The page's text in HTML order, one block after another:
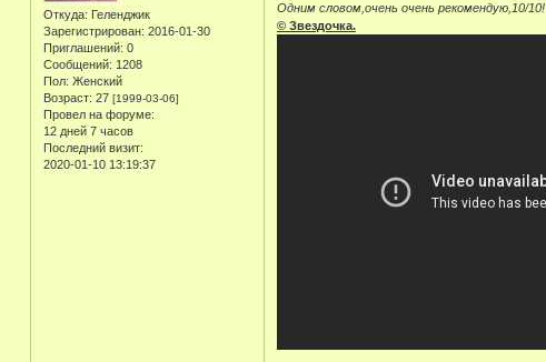
Откуда: Геленджик
Зарегистрирован: 2016-01-30
Приглашений: 0
Сообщений: 1208
Пол: Женский
Возраст: 27 [1999-03-06]
Провел на форуме:
12 дней 7 часов
Последний визит:
2020-01-10 13:19:37
Одним словом,очень очень рекомендую,10/10!
© Звездочка.